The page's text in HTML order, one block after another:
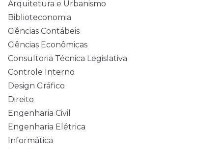
Arquitetura e Urbanismo
Biblioteconomia
Ciências Contábeis
Ciências Econômicas
Consultoria Técnica Legislativa
Controle Interno
Design Gráfico
Direito
Engenharia Civil
Engenharia Elétrica
Informática